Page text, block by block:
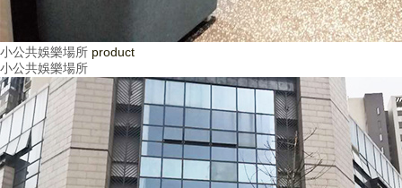
小公共娛樂場所 product
小公共娛樂場所